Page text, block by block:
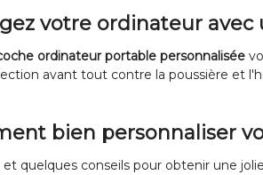
votre ordinateur
ordinateur portable personnalisée
avant tout contre la poussière et
bien personnaliser
et quelques conseils pour obtenir une